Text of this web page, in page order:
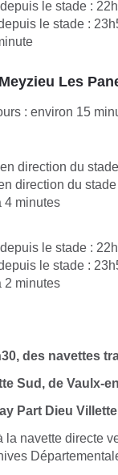
le stade :
le stade :
Les
: environ 15
direction du
direction du
4 minutes
le stade :
le stade :
2 minutes
des navettes
Sud, de Vaulx-
Part Dieu
la navette directe